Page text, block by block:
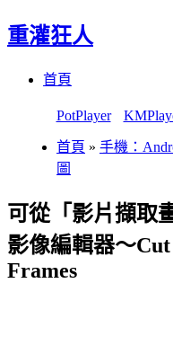
重灌狂人
首頁
PotPlayer
首頁 » 手機：
圖
可從「影片擷取
影像編輯器～Cut
Frames